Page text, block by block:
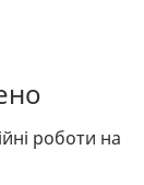
роботи на